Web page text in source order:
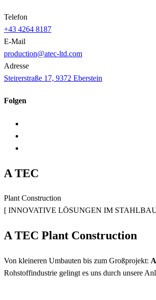
Telefon
+43 4264 8187
E-Mail
production@atec-ltd.com
Adresse
Steirerstraße 17, 9372 Eberstein
Folgen
A TEC
Plant Construction
[ INNOVATIVE LÖSUNGEN IM
A TEC Plant Construction
Von kleineren Umbauten bis zum Großprojekt:
Rohstoffindustrie gelingt es uns durch unsere